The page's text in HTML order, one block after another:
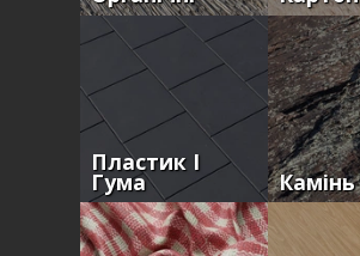
Пластик І
Гума Камінь